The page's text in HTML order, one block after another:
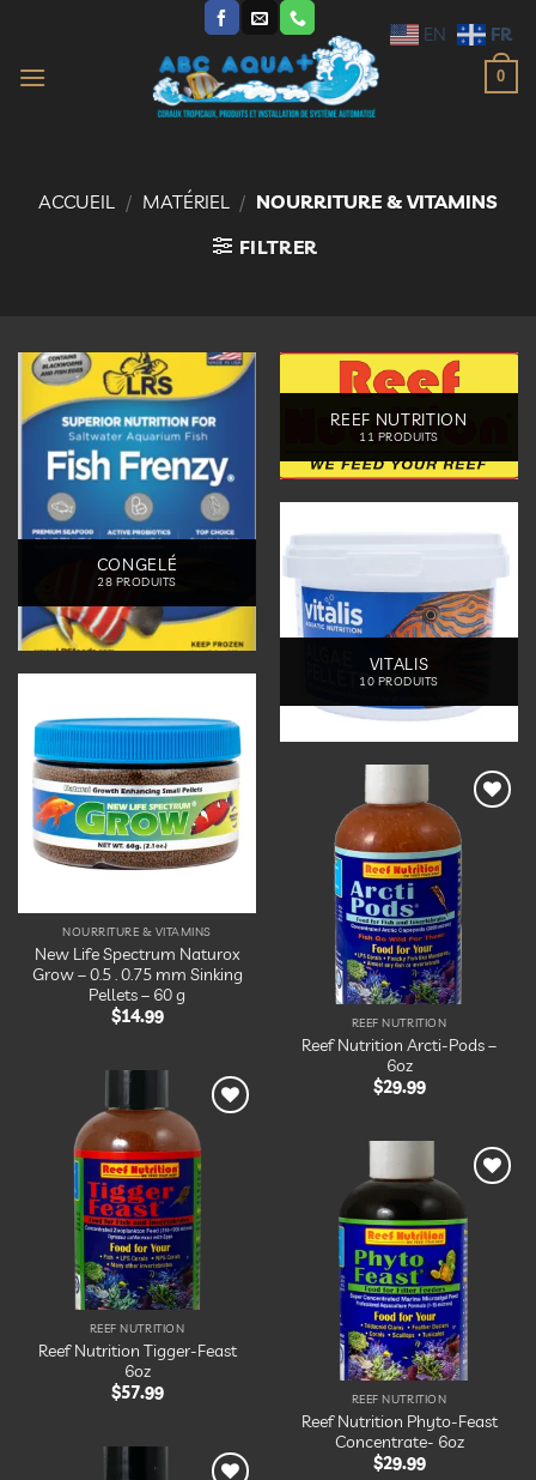
contenu
0
ACCUEIL / MATÉRIEL / NOURRITURE & VITAMINS
FILTRER
CONGELÉ
28 PRODUITS
REEF NUTRITION
11 PRODUITS
VITALIS
10 PRODUITS
Ajouter
liste
d’envies
NOURRITURE & VITAMINS
New Life Spectrum Naturox
Grow – 0.5 . 0.75 mm Sinking
Pellets – 60 g
$14.99
Ajouter
d’envies
REEF NUTRITION
Reef Nutrition Arcti-Pods –
6oz
$29.99
Ajouter
d’envies
REEF NUTRITION
Reef Nutrition Tigger-Feast
6oz
$57.99
Ajouter
d’envies
REEF NUTRITION
Reef Nutrition Phyto-Feast
Concentrate- 6oz
$29.99
EN FR